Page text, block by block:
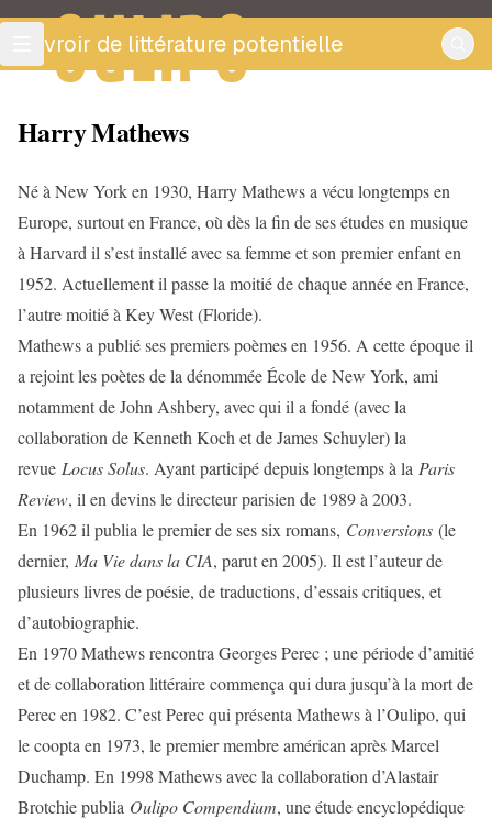
OULIPO
ouvroir de littérature potentielle
Harry Mathews
Né à New York en 1930, Harry Mathews a vécu longtemps en
Europe, surtout en France, où dès la fin de ses études en musique
à Harvard il s’est installé avec sa femme et son premier enfant en
1952. Actuellement il passe la moitié de chaque année en France,
l’autre moitié à Key West (Floride).
Mathews a publié ses premiers poèmes en 1956. A cette époque il
a rejoint les poètes de la dénommée École de New York, ami
notamment de John Ashbery, avec qui il a fondé (avec la
collaboration de Kenneth Koch et de James Schuyler) la
revue Locus Solus. Ayant participé depuis longtemps à la Paris
Review, il en devins le directeur parisien de 1989 à 2003.
En 1962 il publia le premier de ses six romans, Conversions (le
dernier, Ma Vie dans la CIA, parut en 2005). Il est l’auteur de
plusieurs livres de poésie, de traductions, d’essais critiques, et
d’autobiographie.
En 1970 Mathews rencontra Georges Perec ; une période d’amitié
et de collaboration littéraire commença qui dura jusqu’à la mort de
Perec en 1982. C’est Perec qui présenta Mathews à l’Oulipo, qui
le coopta en 1973, le premier membre américan après Marcel
Duchamp. En 1998 Mathews avec la collaboration d’Alastair
Brotchie publia Oulipo Compendium, une étude encyclopédique